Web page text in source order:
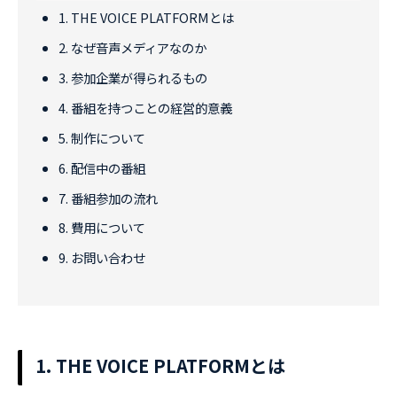
1. THE VOICE PLATFORMとは
2. なぜ音声メディアなのか
3. 参加企業が得られるもの
4. 番組を持つことの経営的意義
5. 制作について
6. 配信中の番組
7. 番組参加の流れ
8. 費用について
9. お問い合わせ
1. THE VOICE PLATFORMとは